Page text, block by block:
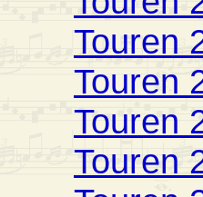
Touren
Touren
Touren
Touren